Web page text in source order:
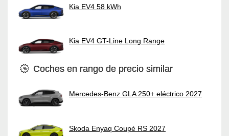
Kia EV4 58 kWh
Kia EV4 GT-Line Long Range
Coches en rango de precio similar
Mercedes-Benz GLA 250+ eléctrico 2027
Skoda Enyaq Coupé RS 2027